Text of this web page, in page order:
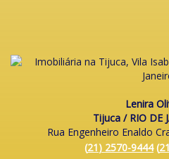
Lenira
Tijuca / RIO DE
Rua Engenheiro Enaldo
(21) 2570-9444 (21